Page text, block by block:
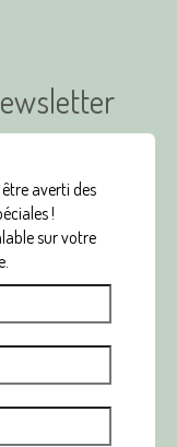
averti des
!
sur votre